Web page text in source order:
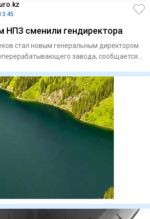
НПЗ сменили гендиректора
стал новым генеральным директором
завода, сообщается